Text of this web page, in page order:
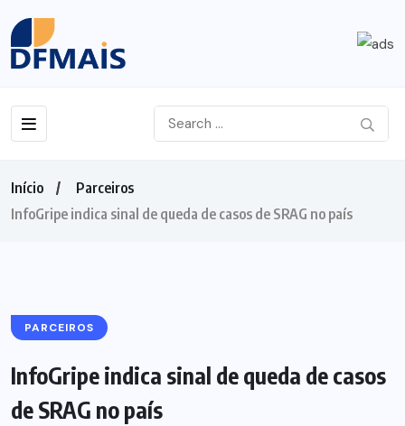
Início
Parceiros
InfoGripe indica sinal de queda de casos de SRAG no país
PARCEIROS
InfoGripe indica sinal de queda de casos
de SRAG no país